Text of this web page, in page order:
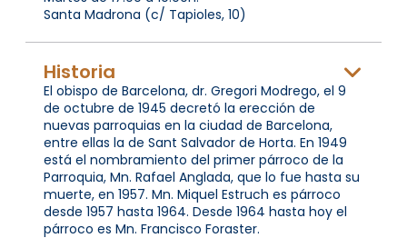
Santa Madrona (c/ Tapioles, 10)
Historia
El obispo de Barcelona, dr. Gregori Modrego, el 9
de octubre de 1945 decretó la erección de
nuevas parroquias en la ciudad de Barcelona,
entre ellas la de Sant Salvador de Horta. En 1949
está el nombramiento del primer párroco de la
Parroquia, Mn. Rafael Anglada, que lo fue hasta su
muerte, en 1957. Mn. Miquel Estruch es párroco
desde 1957 hasta 1964. Desde 1964 hasta hoy el
párroco es Mn. Francisco Foraster.